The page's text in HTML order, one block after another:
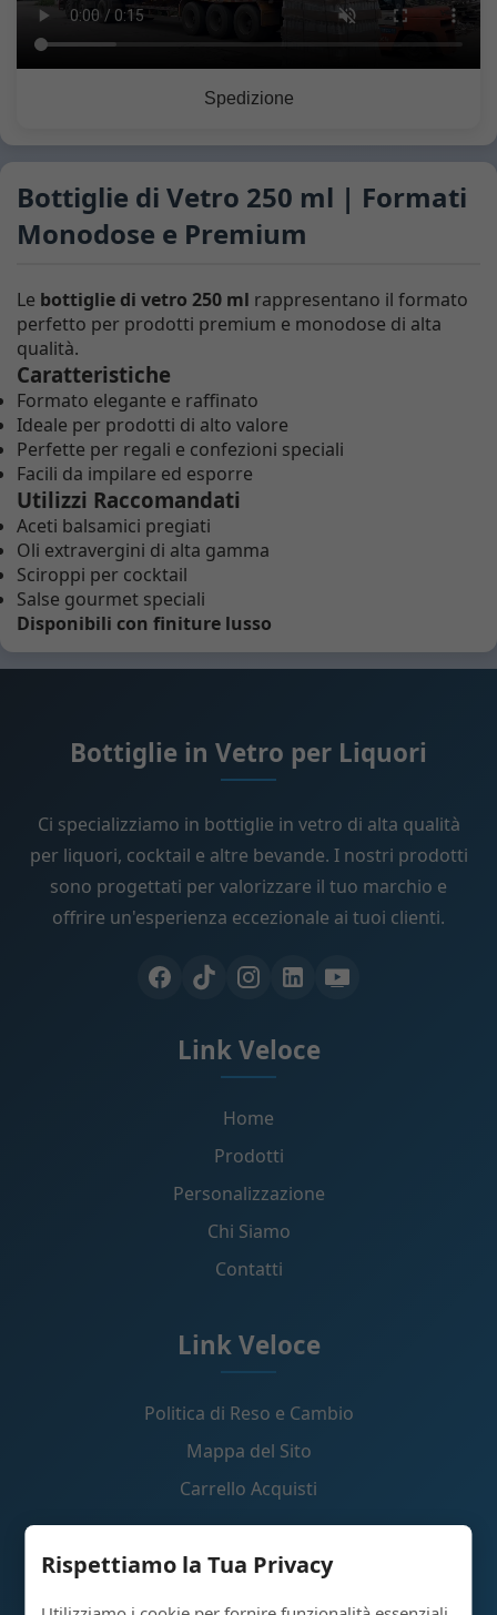
Spedizione
Bottiglie di Vetro 250 ml | Formati
Monodose e Premium
Le bottiglie di vetro 250 ml rappresentano il formato
perfetto per prodotti premium e monodose di alta
qualità.
Caratteristiche
Formato elegante e raffinato
Ideale per prodotti di alto valore
Perfette per regali e confezioni speciali
Facili da impilare ed esporre
Utilizzi Raccomandati
Aceti balsamici pregiati
Oli extravergini di alta gamma
Sciroppi per cocktail
Salse gourmet speciali
Disponibili con finiture lusso
Rispettiamo la Tua Privacy
Bottiglie in Vetro per Liquori
Ci specializziamo in bottiglie in vetro di alta qualità
per liquori, cocktail e altre bevande. I nostri prodotti
sono progettati per valorizzare il tuo marchio e
offrire un'esperienza eccezionale ai tuoi clienti.
Link Veloce
Home
Prodotti
Personalizzazione
Chi Siamo
Contatti
Link Veloce
Politica di Reso e Cambio
Mappa del Sito
Carrello Acquisti
Contattaci